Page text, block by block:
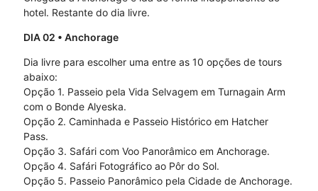
hotel. Restante do dia livre.
DIA 02 • Anchorage
Dia livre para escolher uma entre as 10 opções de tours
abaixo:
Opção 1. Passeio pela Vida Selvagem em Turnagain Arm
com o Bonde Alyeska.
Opção 2. Caminhada e Passeio Histórico em Hatcher
Pass.
Opção 3. Safári com Voo Panorâmico em Anchorage.
Opção 4. Safári Fotográfico ao Pôr do Sol.
Opção 5. Passeio Panorâmico pela Cidade de Anchorage.